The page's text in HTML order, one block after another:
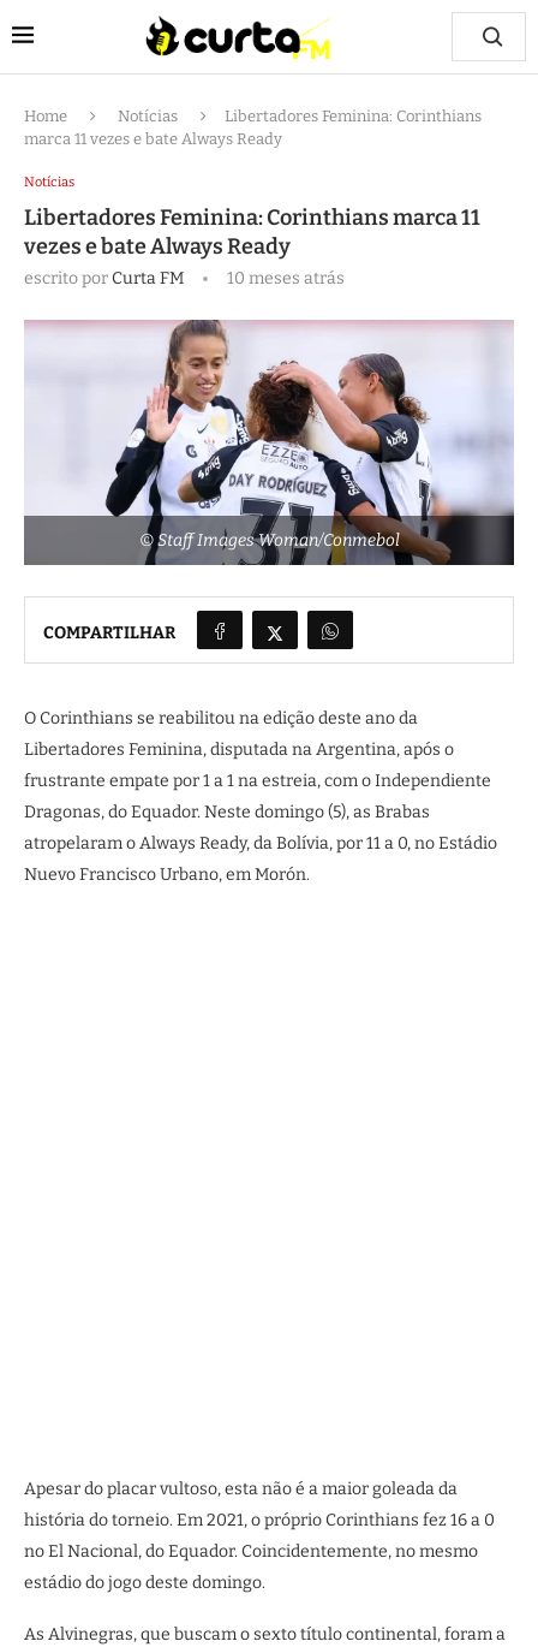
Home Notícias
Libertadores Feminina: Corinthians
marca 11 vezes e bate Always Ready
Notícias
Libertadores Feminina: Corinthians marca 11
vezes e bate Always Ready
escrito porCurta FM 10 meses atrás
© Staff Images Woman/Conmebol
COMPARTILHAR
O Corinthians se reabilitou na edição deste ano da
Libertadores Feminina, disputada na Argentina, após o
frustrante empate por 1 a 1 na estreia, com o Independiente
Dragonas, do Equador. Neste domingo (5), as Brabas
atropelaram o Always Ready, da Bolívia, por 11 a 0, no Estádio
Nuevo Francisco Urbano, em Morón.
Apesar do placar vultoso, esta não é a maior goleada da
história do torneio. Em 2021, o próprio Corinthians fez 16 a 0
no El Nacional, do Equador. Coincidentemente, no mesmo
estádio do jogo deste domingo.
As Alvinegras, que buscam o sexto título continental, foram a